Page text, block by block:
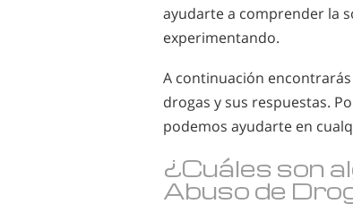
ayudarte a comprender la
experimentando.
A continuación
drogas y sus respuestas.
podemos ayudarte en
¿Cuáles son
Abuso de